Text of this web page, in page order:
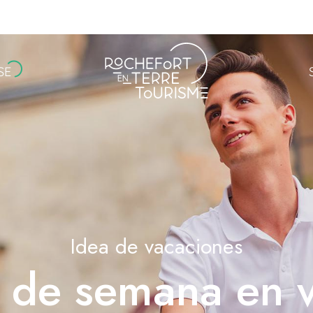
Idea de vacaciones
semana en